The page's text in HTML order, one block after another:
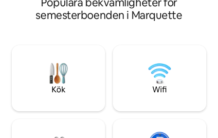
norra Michigan,
stadens bästa
den viktorianska
erbjuder
dagens gäster
semesterboenden i Marquette
Kök Wifi